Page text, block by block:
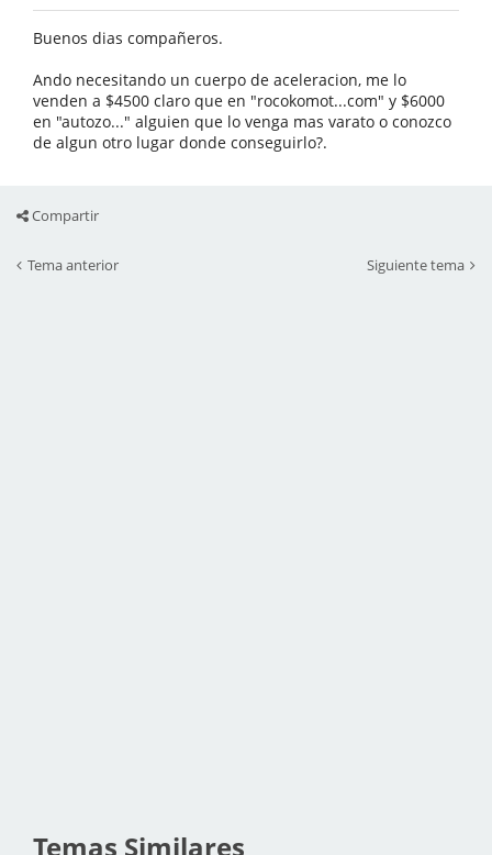
Buenos dias compañeros.
Ando necesitando un cuerpo de aceleracion, me lo
venden a $4500 claro que en "rocokomot...com" y $6000
en "autozo..." alguien que lo venga mas varato o conozco
de algun otro lugar donde conseguirlo?.
Compartir
Tema anterior Siguiente tema
Temas Similares